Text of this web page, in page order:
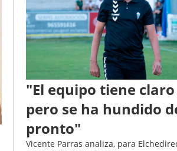
"El equipo tiene
pero se ha hundido
pronto"
Vicente Parras analiza, para